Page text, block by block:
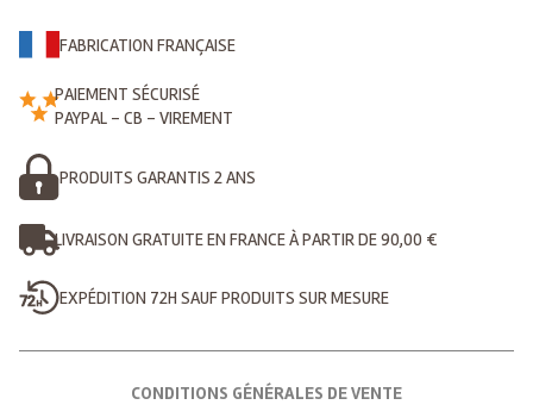
FABRICATION FRANÇAISE
PAIEMENT SÉCURISÉ
PAYPAL - CB - VIREMENT
PRODUITS GARANTIS 2 ANS
LIVRAISON GRATUITE EN FRANCE À PARTIR DE 90,00 €
EXPÉDITION 72H SAUF PRODUITS SUR MESURE
CONDITIONS GÉNÉRALES DE VENTE